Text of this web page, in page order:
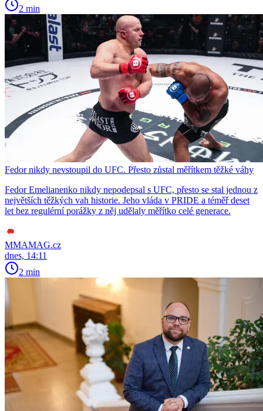
2 min
Fedor nikdy nevstoupil do UFC. Přesto zůstal měřítkem těžké váhy
Fedor Emelianenko nikdy nepodepsal s UFC, přesto se stal jednou z
největších těžkých vah historie. Jeho vláda v PRIDE a téměř deset
let bez regulérní porážky z něj udělaly měřítko celé generace.
MMAMAG.cz
dnes, 14:11
2 min